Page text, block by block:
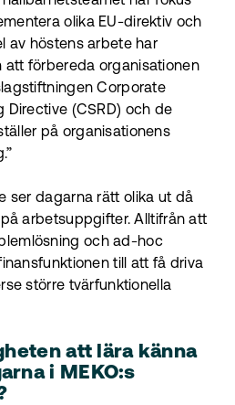
olika EU-direktiv och
av höstens arbete har
att förbereda organisationen
Corporate
Directive (CSRD) och de
på organisationens
ser dagarna rätt olika ut då
arbetsuppgifter. Alltifrån att
och ad-hoc
till att få driva
större tvärfunktionella
att lära känna
i MEKO:s